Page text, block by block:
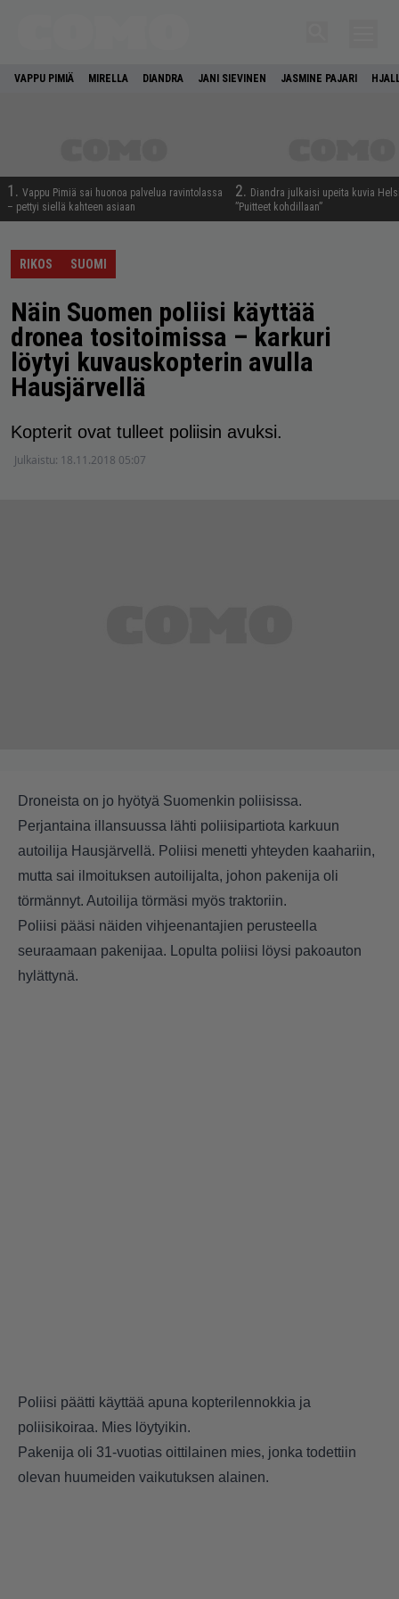
VAPPU PIMIÄ MIRELLA DIANDRA JANI SIEVINEN JASMINE PAJARI
1. Vappu Pimiä sai huonoa palvelua ravintolassa
– pettyi siellä kahteen asiaan
2. Diandra julkaisi upeita kuvia
”Puitteet kohdillaan”
RIKOS SUOMI
Näin Suomen poliisi käyttää
dronea tositoimissa – karkuri
löytyi kuvauskopterin avulla
Hausjärvellä
Kopterit ovat tulleet poliisin avuksi.
Julkaistu: 18.11.2018 05:07
Droneista on jo hyötyä Suomenkin poliisissa.
Perjantaina illansuussa lähti poliisipartiota karkuun
autoilija Hausjärvellä. Poliisi menetti yhteyden kaahariin,
mutta sai ilmoituksen autoilijalta, johon pakenija oli
törmännyt. Autoilija törmäsi myös traktoriin.
Poliisi pääsi näiden vihjeenantajien perusteella
seuraamaan pakenijaa. Lopulta poliisi löysi pakoauton
hylättynä.
Poliisi päätti käyttää apuna kopterilennokkia ja
poliisikoiraa. Mies löytyikin.
Pakenija oli 31-vuotias oittilainen mies, jonka todettiin
olevan huumeiden vaikutuksen alainen.